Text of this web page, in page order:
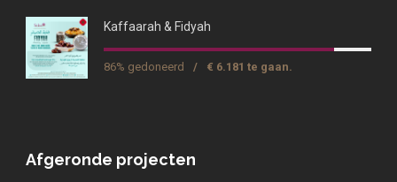
Kaffaarah & Fidyah
86% gedoneerd / € 6.181 te gaan.
Afgeronde projecten